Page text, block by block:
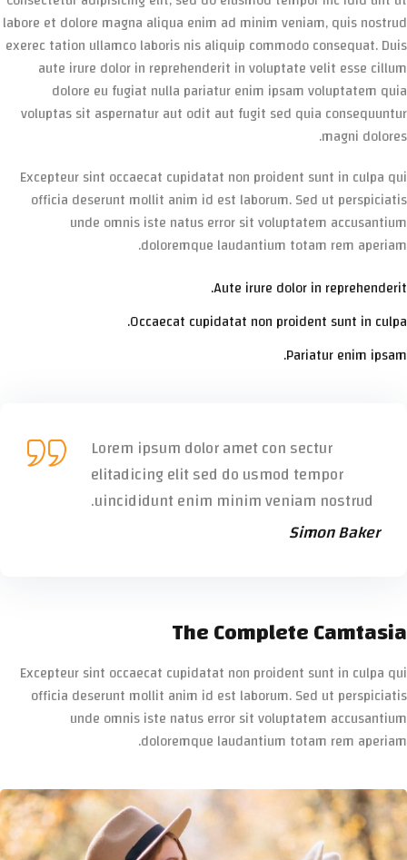
labore et dolore magna aliqua enim ad minim veniam, quis nostrud
exerec tation ullamco laboris nis aliquip commodo consequat. Duis
aute irure dolor in reprehenderit in voluptate velit esse cillum
dolore eu fugiat nulla pariatur enim ipsam voluptatem quia
voluptas sit aspernatur aut odit aut fugit sed quia consequuntur
magni dolores.
Excepteur sint occaecat cupidatat non proident sunt in culpa qui
officia deserunt mollit anim id est laborum. Sed ut perspiciatis
unde omnis iste natus error sit voluptatem accusantium
doloremque laudantium totam rem aperiam.
Aute irure dolor in reprehenderit.
Occaecat cupidatat non proident sunt in culpa.
Pariatur enim ipsam.
Lorem ipsum dolor amet con sectur
elitadicing elit sed do usmod tempor
uincididunt enim minim veniam nostrud.
Simon Baker
The Complete Camtasia
Excepteur sint occaecat cupidatat non proident sunt in culpa qui
officia deserunt mollit anim id est laborum. Sed ut perspiciatis
unde omnis iste natus error sit voluptatem accusantium
doloremque laudantium totam rem aperiam.